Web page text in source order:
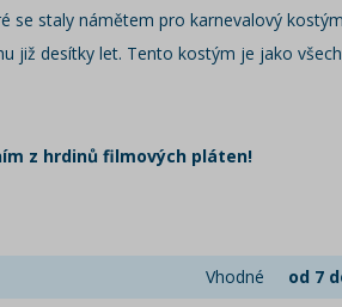
se staly námětem pro karnevalový
již desítky let. Tento kostým je jako
z hrdinů filmových pláten!
Vhodné
od 7